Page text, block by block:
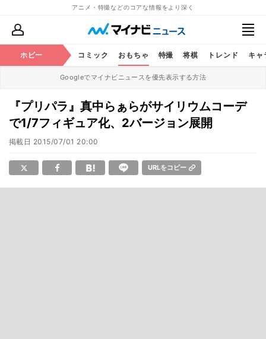
アニメ・特撮などのコアな情報をより深く
ホビー
アニメ コミック おもちゃ 特撮 将棋 トレンド キャ
Googleでマイナビニュースを優先表示する方法
『プリパラ』真中らぁらがサイリウムコーデ
で1/7フィギュア化、2バージョン展開
掲載日 2015/07/01 20:00
URLをコピー